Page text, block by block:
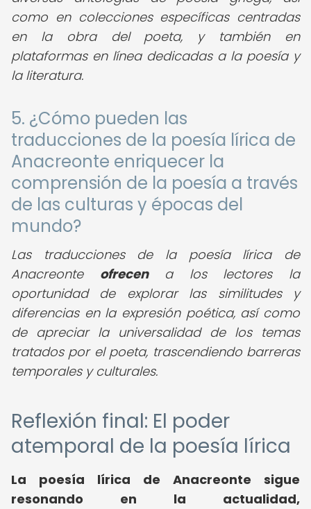
como en colecciones específicas centradas
en la obra del poeta, y también en
plataformas en línea dedicadas a la poesía y
la literatura.
5. ¿Cómo pueden las
traducciones de la poesía lírica de
Anacreonte enriquecer la
comprensión de la poesía a través
de las culturas y épocas del
mundo?
Las traducciones de la poesía lírica de
Anacreonte ofrecena los lectores la
oportunidad de explorar las similitudes y
diferencias en la expresión poética, así como
de apreciar la universalidad de los temas
tratados por el poeta, trascendiendo barreras
temporales y culturales.
Reflexión final: El poder
atemporal de la poesía lírica
La poesía lírica de Anacreonte sigue
resonando en la actualidad,